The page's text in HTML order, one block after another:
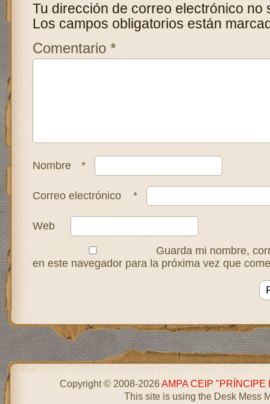
Tu dirección de correo electrónico no
Los campos obligatorios están
Comentario *
Nombre *
Correo electrónico *
Web
Guarda mi nombre,
en este navegador para la próxima vez que
Copyright © 2008-2026AMPA CEIP "PRÍNCIPE
This site is using the Desk Mess